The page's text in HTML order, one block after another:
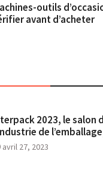
outils
avant d’acheter
2023, le salon
de
avril 27, 2023